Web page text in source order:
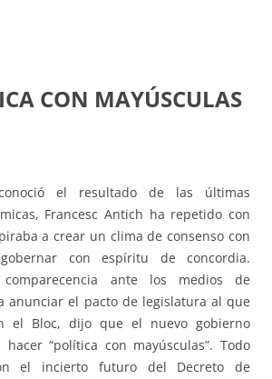
CON MAYÚSCULAS
el resultado de las últimas
Francesc Antich ha repetido con
a crear un clima de consenso con
con espíritu de concordia.
ante los medios de
anunciar el pacto de legislatura al que
el Bloc, dijo que el nuevo gobierno
“política con mayúsculas”. Todo
el incierto futuro del Decreto de